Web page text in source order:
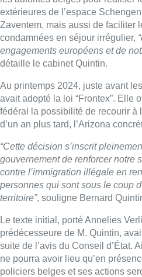
extérieures de l’espace
Zaventem, mais aussi de faciliter
condamnées en séjour irrégulier,
engagements européens et de
détaille le cabinet Quintin.
Au printemps 2024, juste avant
avait adopté la loi “Frontex”. Elle
fédéral la possibilité de recourir à
d’un an plus tard, l’Arizona
“Cette décision s’inscrit
gouvernement de renforcer notre
contre l’immigration illégale en
personnes qui sont sous le coup
territoire”, souligne Bernard
Le texte initial, porté Annelies
prédécesseure de M. Quintin,
suite de l’avis du Conseil d’État.
ne pourra avoir lieu qu’en
policiers belges et ses actions